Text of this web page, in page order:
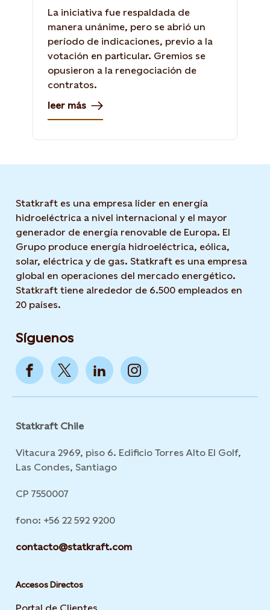
La iniciativa fue respaldada de
manera unánime, pero se abrió un
período de indicaciones, previo a la
votación en particular. Gremios se
opusieron a la renegociación de
contratos.
leer más
Statkraft es una empresa líder en energía
hidroeléctrica a nivel internacional y el mayor
generador de energía renovable de Europa. El
Grupo produce energía hidroeléctrica, eólica,
solar, eléctrica y de gas. Statkraft es una empresa
global en operaciones del mercado energético.
Statkraft tiene alrededor de 6.500 empleados en
20 países.
Síguenos
Statkraft Chile
Vitacura 2969, piso 6. Edificio Torres Alto El Golf,
Las Condes, Santiago
CP 7550007
fono: +56 22 592 9200
contacto@statkraft.com
Accesos Directos